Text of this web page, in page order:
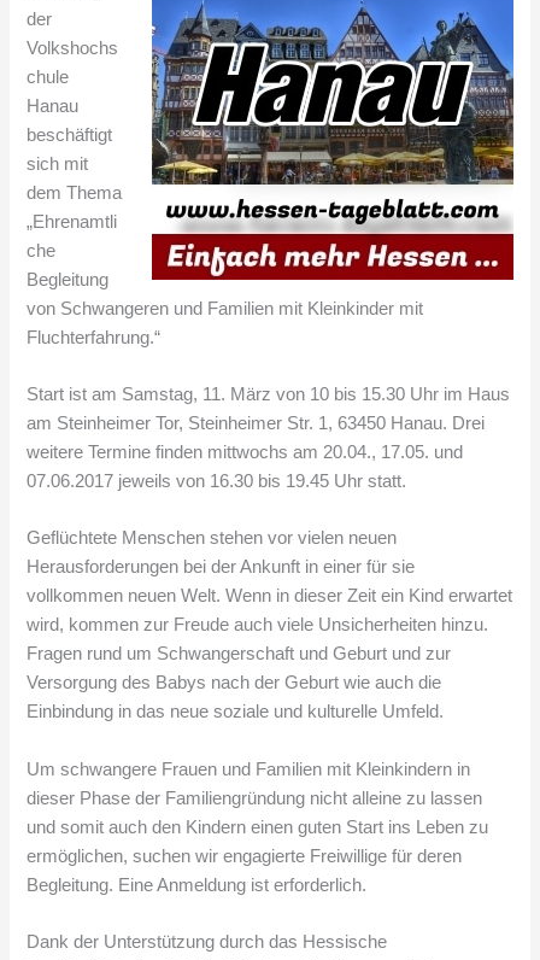
der
Volkshochs
chule
Hanau
beschäftigt
sich mit
dem Thema
„Ehrenamtli
che
Begleitung
von Schwangeren und Familien mit Kleinkinder mit
Fluchterfahrung.“
Start ist am Samstag, 11. März von 10 bis 15.30 Uhr im Haus
am Steinheimer Tor, Steinheimer Str. 1, 63450 Hanau. Drei
weitere Termine finden mittwochs am 20.04., 17.05. und
07.06.2017 jeweils von 16.30 bis 19.45 Uhr statt.
Geflüchtete Menschen stehen vor vielen neuen
Herausforderungen bei der Ankunft in einer für sie
vollkommen neuen Welt. Wenn in dieser Zeit ein Kind erwartet
wird, kommen zur Freude auch viele Unsicherheiten hinzu.
Fragen rund um Schwangerschaft und Geburt und zur
Versorgung des Babys nach der Geburt wie auch die
Einbindung in das neue soziale und kulturelle Umfeld.
Um schwangere Frauen und Familien mit Kleinkindern in
dieser Phase der Familiengründung nicht alleine zu lassen
und somit auch den Kindern einen guten Start ins Leben zu
ermöglichen, suchen wir engagierte Freiwillige für deren
Begleitung. Eine Anmeldung ist erforderlich.
Dank der Unterstützung durch das Hessische